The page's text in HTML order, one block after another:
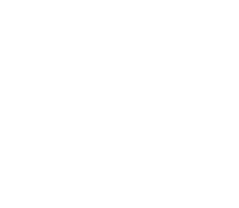
mundo
para os